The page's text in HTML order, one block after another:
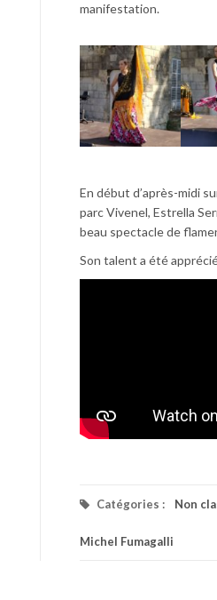
manifestation.
En début d’après-midi
parc Vivenel, Estrella
beau spectacle de
Son talent a été
Catégories : Non
Michel Fumagalli